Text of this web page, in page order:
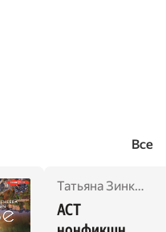
Все
,Александра Зинкевич
Татьяна Зинкевич-Евстигнеева
АСТ